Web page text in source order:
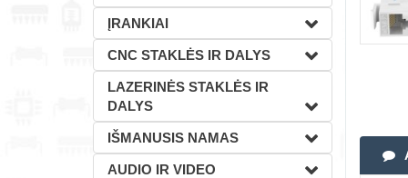
ĮRANKIAI
CNC STAKLĖS IR DALYS
LAZERINĖS STAKLĖS IR
DALYS
IŠMANUSIS NAMAS
AUDIO IR VIDEO